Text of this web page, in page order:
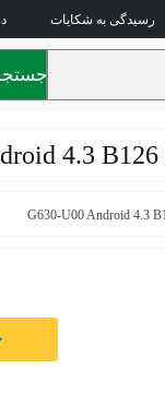
رسیدگی به شکایات